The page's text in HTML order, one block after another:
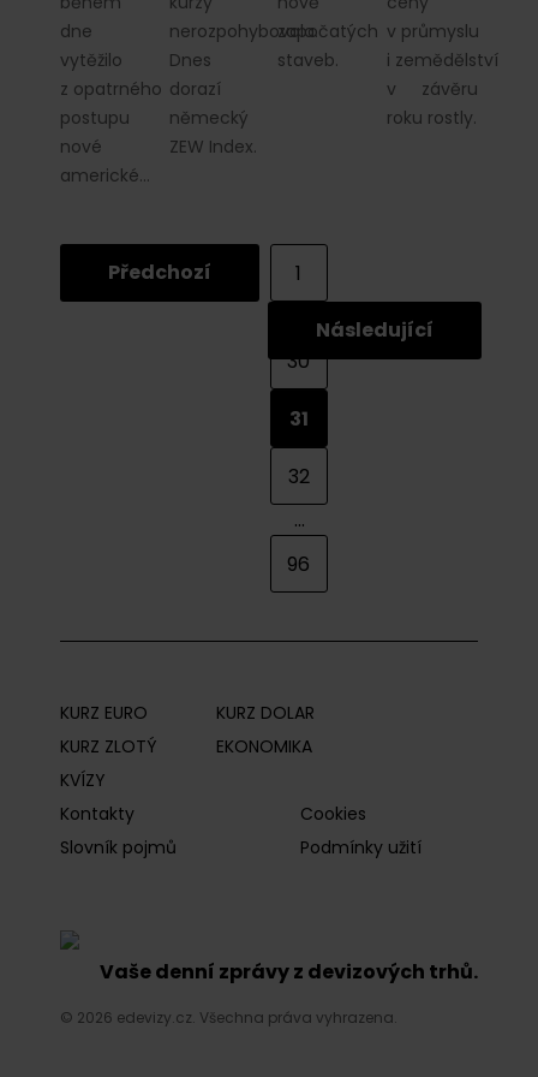
dne
vytěžilo
z opatrného
postupu
nové
americké…
nerozpohybovala.
Dnes
dorazí
německý
ZEW Index.
započatých
staveb.
v průmyslu
i zemědělství
v závěru
roku rostly.
Předchozí
1
30
31
32
...
96
Následující
KURZ EURO
KURZ DOLAR
KURZ ZLOTÝ
EKONOMIKA
KVÍZY
Kontakty
Cookies
Slovník pojmů
Podmínky užití
Vaše denní zprávy z devizových trhů.
© 2026 edevizy.cz. Všechna práva vyhrazena.